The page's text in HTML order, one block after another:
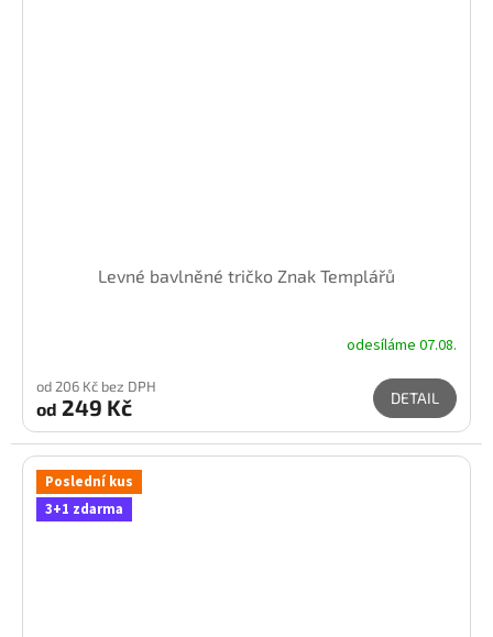
Levné bavlněné tričko Znak Templářů
odesíláme 07.08.
od 206 Kč bez DPH
od 249 Kč DETAIL
Poslední kus
3+1 zdarma